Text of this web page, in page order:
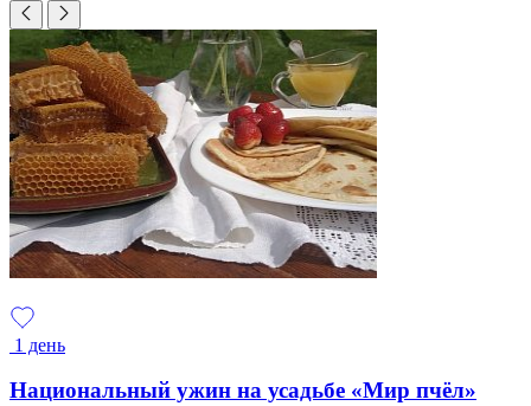
1 день
Национальный ужин на усадьбе «Мир пчёл»